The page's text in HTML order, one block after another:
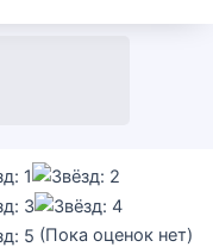
(Пока оценок нет)